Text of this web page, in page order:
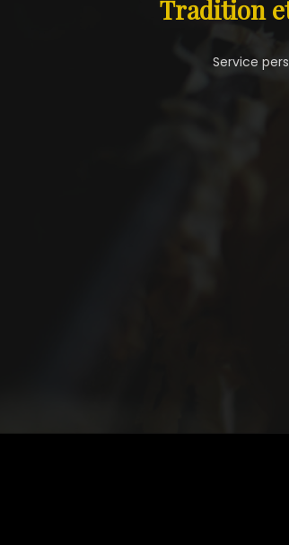
Tradition
Service